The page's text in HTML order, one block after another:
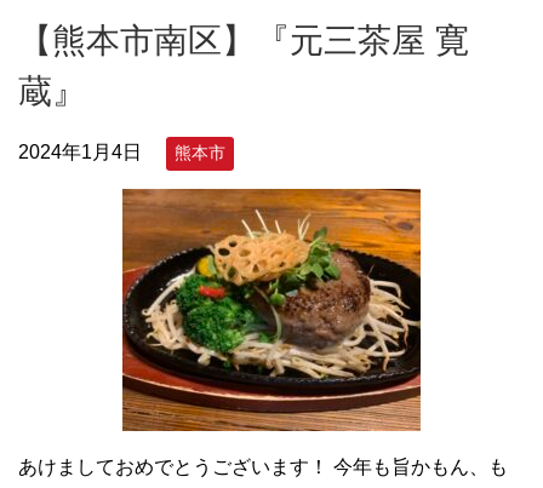
【熊本市南区】『元三茶屋 寛
蔵』
2024年1月4日 熊本市
あけましておめでとうございます！ 今年も旨かもん、も